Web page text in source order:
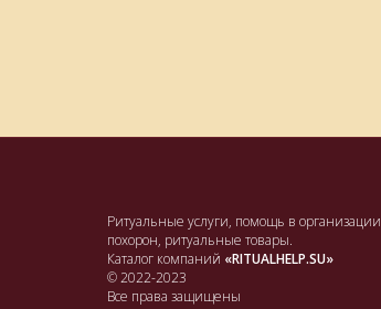
Ритуальные услуги, помощь в организации
похорон, ритуальные товары.
Каталог компаний «RITUALHELP.SU»
© 2022-2023
Все права защищены